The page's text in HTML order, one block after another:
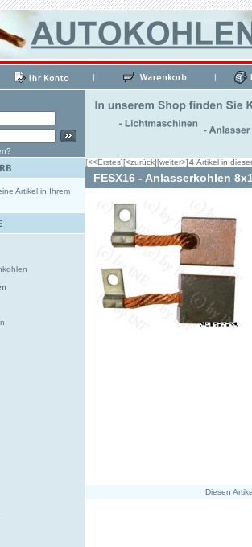
| |
Artikel in Ihrem
[<<Erstes][<zurück][weiter>]4 Artikel in
FESX16 - Anlasserkohlen
Diesen